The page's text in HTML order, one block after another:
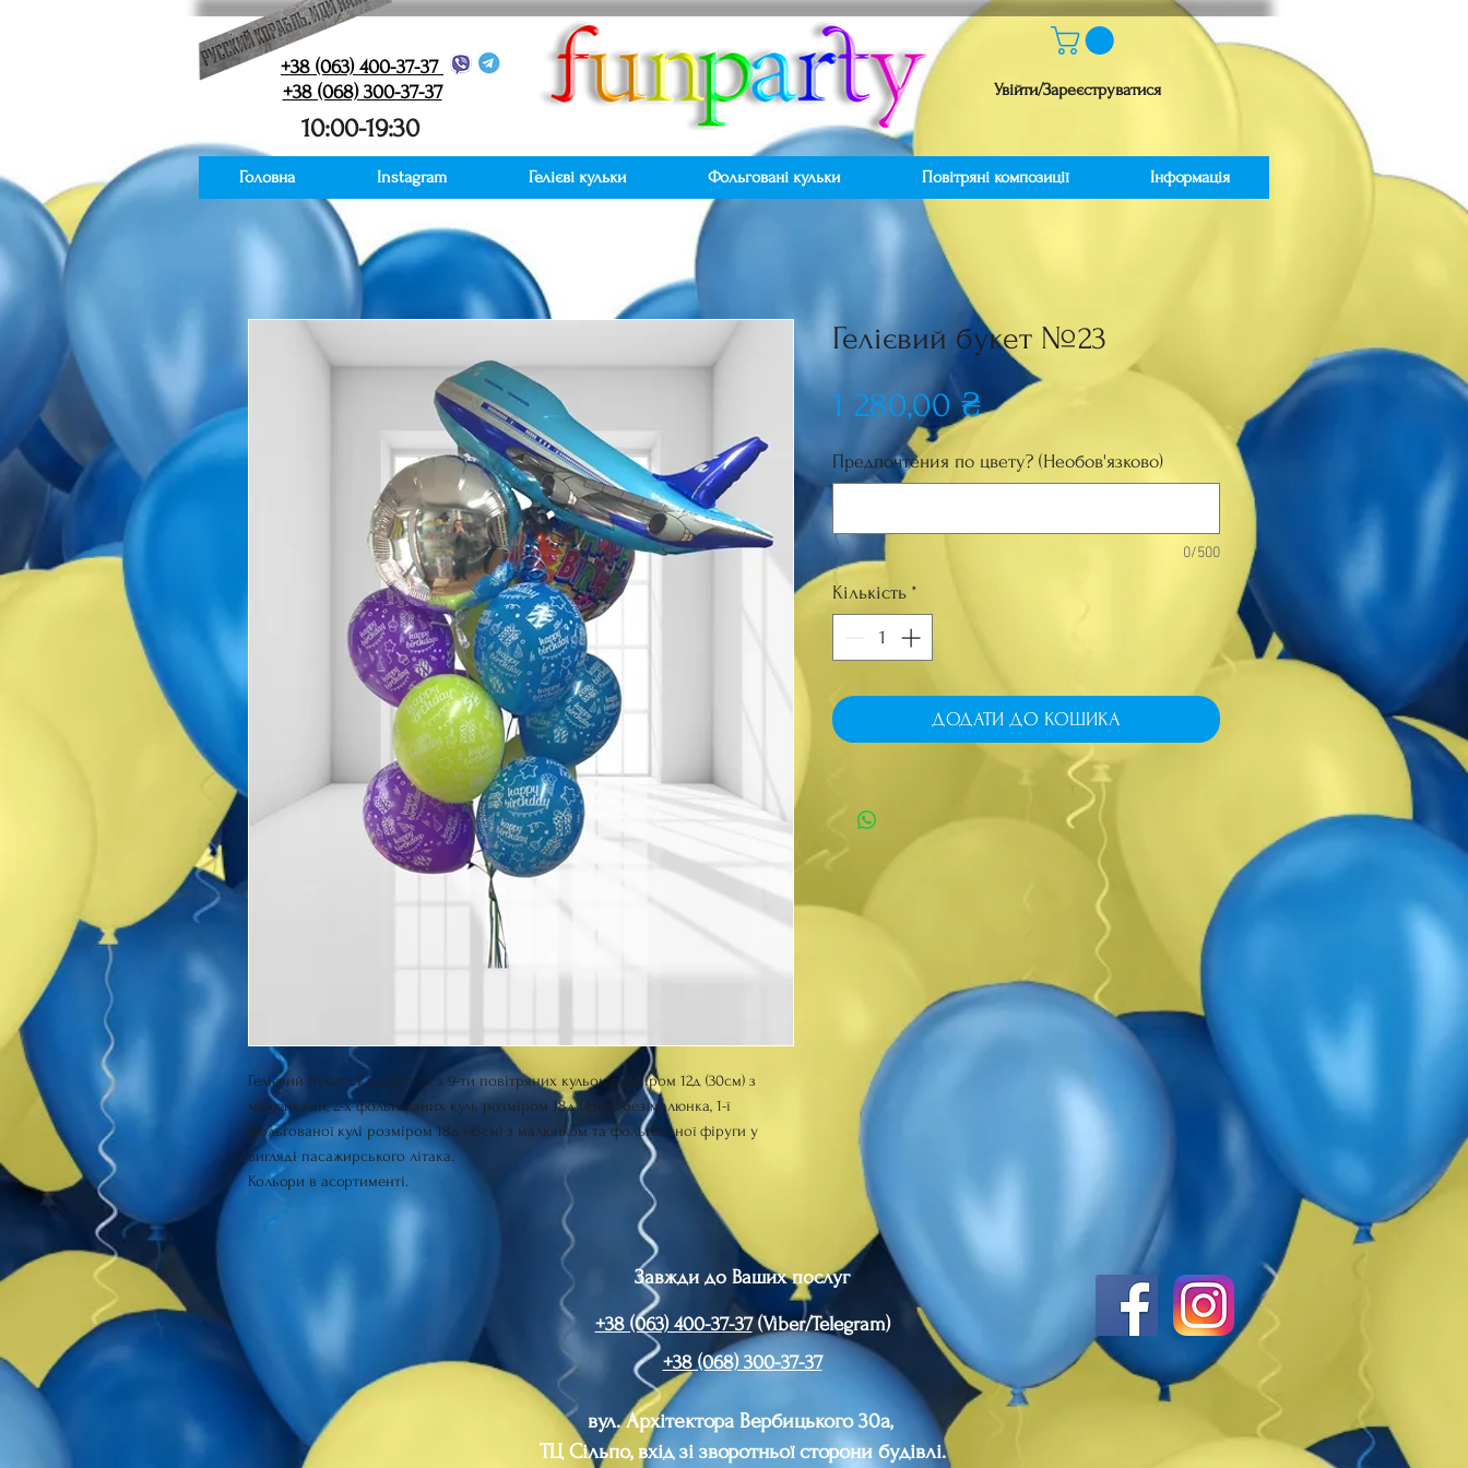
+38 (063) 400-37-37
+38 (068) 300-37-37
10:00-19:30
Увійти/Зареєструватися
Гелієвий букет складається з 9-ти повітряних кульок розміром 12д (30см) з
малюнками, 2-х фольгованих куль розміром 18д (45см) без малюнка, 1-ї
фольгованої кулі розміром 18д (45см) з малюнком та фольгованої фіруги у
вигляді пасажирського літака.
Кольори в асортименті.
Гелієвий букет №23
1 280,00 ₴Ціна
Предпочтения по цвету? (Необов'язково)
0/500
Кількість *
ДОДАТИ ДО КОШИКА
Головна Instagram Гелієві кульки Фольговані кульки Повітряні композиції Інформація
Завжди до Ваших послуг
+38 (063) 400-37-37(Viber/Telegram)
+38 (068) 300-37-37
вул. Архітектора Вербицького 30а,
ТЦ Сільпо, вхід зі зворотньої сторони будівлі.